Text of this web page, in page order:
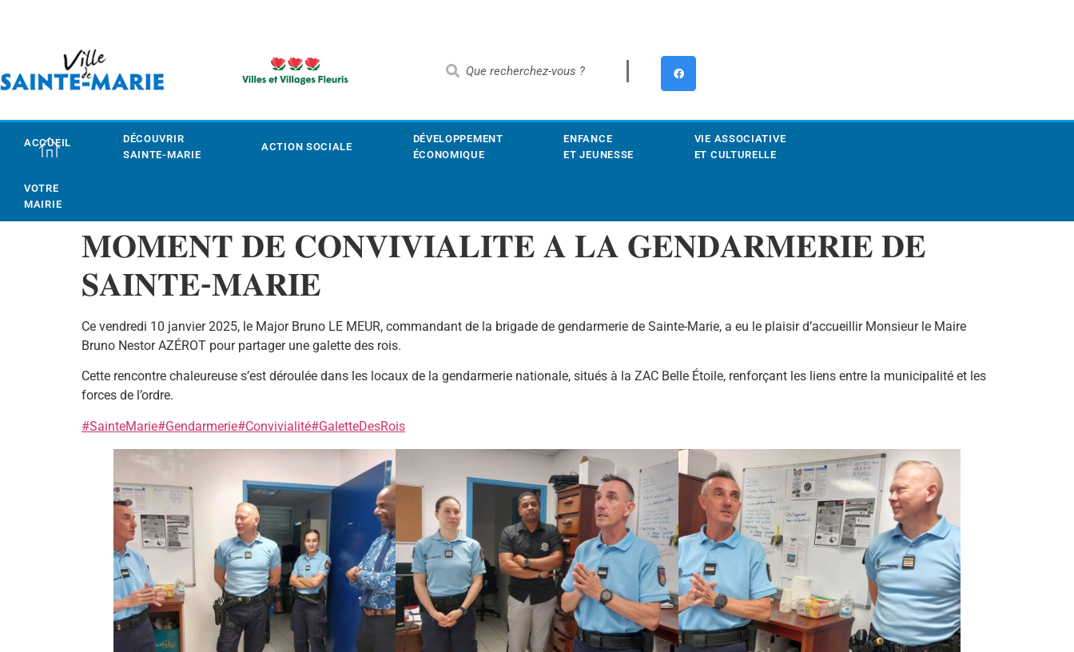
ACCUEIL
DÉCOUVRIR
SAINTE-MARIE
ACTION SOCIALE
DÉVELOPPEMENT
ÉCONOMIQUE
ENFANCE
ET JEUNESSE
VIE ASSOCIATIVE
ET CULTURELLE
VOTRE
MAIRIE
𝐌𝐎𝐌𝐄𝐍𝐓 𝐃𝐄 𝐂𝐎𝐍𝐕𝐈𝐕𝐈𝐀𝐋𝐈𝐓𝐄 𝐀 𝐋𝐀 𝐆𝐄𝐍𝐃𝐀𝐑𝐌𝐄𝐑𝐈𝐄 𝐃𝐄
𝐒𝐀𝐈𝐍𝐓𝐄-𝐌𝐀𝐑𝐈𝐄
Ce vendredi 10 janvier 2025, le Major Bruno LE MEUR, commandant de la brigade de gendarmerie de Sainte-Marie, a eu le plaisir d’accueillir Monsieur le Maire
Bruno Nestor AZÉROT pour partager une galette des rois.
Cette rencontre chaleureuse s’est déroulée dans les locaux de la gendarmerie nationale, situés à la ZAC Belle Étoile, renforçant les liens entre la municipalité et les
forces de l’ordre.
#SainteMarie#Gendarmerie#Convivialité#GaletteDesRois